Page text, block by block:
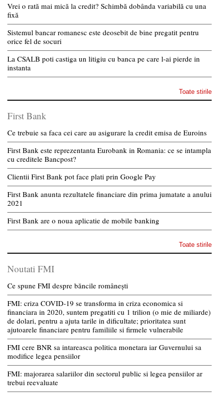
Vrei o rată mai mică la credit? Schimbă dobânda variabilă cu una
fixă
Sistemul bancar romanesc este deosebit de bine pregatit pentru
orice fel de socuri
La CSALB poti castiga un litigiu cu banca pe care l-ai pierde in
instanta
Toate stirile
First Bank
Ce trebuie sa faca cei care au asigurare la credit emisa de Euroins
First Bank este reprezentanta Eurobank in Romania: ce se intampla
cu creditele Bancpost?
Clientii First Bank pot face plati prin Google Pay
First Bank anunta rezultatele financiare din prima jumatate a anului
2021
First Bank are o noua aplicatie de mobile banking
Toate stirile
Noutati FMI
Ce spune FMI despre băncile românești
FMI: criza COVID-19 se transforma in criza economica si
financiara in 2020, suntem pregatiti cu 1 trilion (o mie de miliarde)
de dolari, pentru a ajuta tarile in dificultate; prioritatea sunt
ajutoarele financiare pentru familiile si firmele vulnerabile
FMI cere BNR sa intareasca politica monetara iar Guvernului sa
modifice legea pensiilor
FMI: majorarea salariilor din sectorul public si legea pensiilor ar
trebui reevaluate